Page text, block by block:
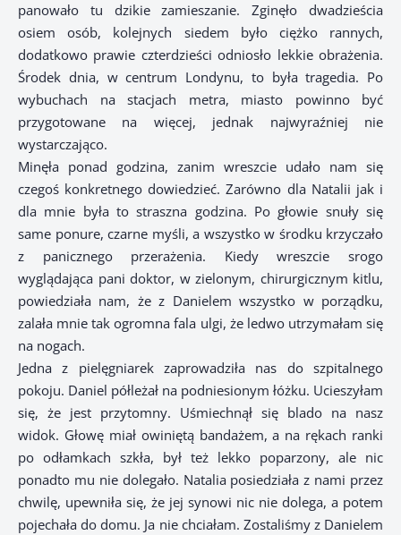
panowało tu dzikie zamieszanie. Zginęło dwadzieścia
osiem osób, kolejnych siedem było ciężko rannych,
dodatkowo prawie czterdzieści odniosło lekkie obrażenia.
Środek dnia, w centrum Londynu, to była tragedia. Po
wybuchach na stacjach metra, miasto powinno być
przygotowane na więcej, jednak najwyraźniej nie
wystarczająco.
Minęła ponad godzina, zanim wreszcie udało nam się
czegoś konkretnego dowiedzieć. Zarówno dla Natalii jak i
dla mnie była to straszna godzina. Po głowie snuły się
same ponure, czarne myśli, a wszystko w środku krzyczało
z panicznego przerażenia. Kiedy wreszcie srogo
wyglądająca pani doktor, w zielonym, chirurgicznym kitlu,
powiedziała nam, że z Danielem wszystko w porządku,
zalała mnie tak ogromna fala ulgi, że ledwo utrzymałam się
na nogach.
Jedna z pielęgniarek zaprowadziła nas do szpitalnego
pokoju. Daniel półleżał na podniesionym łóżku. Ucieszyłam
się, że jest przytomny. Uśmiechnął się blado na nasz
widok. Głowę miał owiniętą bandażem, a na rękach ranki
po odłamkach szkła, był też lekko poparzony, ale nic
ponadto mu nie dolegało. Natalia posiedziała z nami przez
chwilę, upewniła się, że jej synowi nic nie dolega, a potem
pojechała do domu. Ja nie chciałam. Zostaliśmy z Danielem